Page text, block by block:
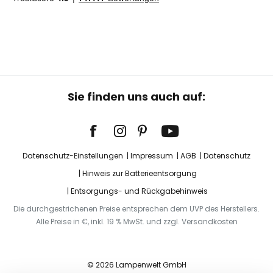
Sie finden uns auch auf:
Datenschutz-Einstellungen Impressum AGB
Datenschutz
Hinweis zur Batterieentsorgung
Entsorgungs- und Rückgabehinweis
Die durchgestrichenen Preise entsprechen dem UVP des Herstellers.
Alle Preise in €, inkl. 19 % MwSt. und zzgl. Versandkosten
© 2026 Lampenwelt GmbH